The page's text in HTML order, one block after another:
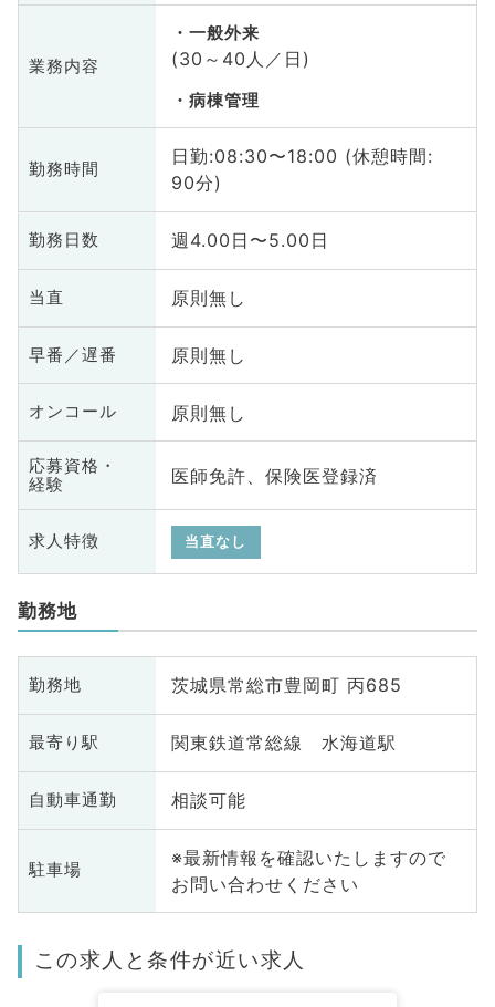
業務内容
一般外来
(30～40人／日)
病棟管理
勤務時間
日勤:08:30〜18:00 (休憩時間:
90分)
勤務日数 週4.00日〜5.00日
当直 原則無し
早番／遅番 原則無し
オンコール 原則無し
応募資格・
経験
医師免許、保険医登録済
求人特徴 当直なし
勤務地
勤務地 茨城県常総市豊岡町 丙685
最寄り駅 関東鉄道常総線 水海道駅
自動車通勤 相談可能
駐車場
※最新情報を確認いたしますので
お問い合わせください
この求人と条件が近い求人